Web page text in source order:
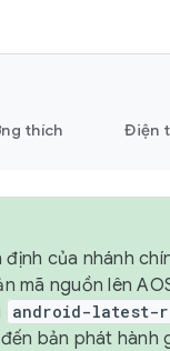
thích Điện
của nhánh
mã nguồn lên
android-latest-
bản phát hành